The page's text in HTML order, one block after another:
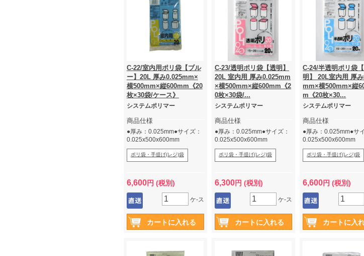
C-22/室内用ポリ袋【ブル
ー】20L 厚み0.025mm×
横500mm×縦600mm《20
枚×30袋/ケース》
システムポリマー
商品仕様
●厚み：0.025mm●サイズ：
0.025x500x600mm
ポリ袋・手提げ(レジ)袋
6,600円 (税別)
ケ-ス
C-23/透明ポリ袋【透明】
20L 室内用 厚み0.025mm
×横500mm×縦600mm《2
0枚×30袋/...
システムポリマー
商品仕様
●厚み：0.025mm●サイズ：
0.025x500x600mm
ポリ袋・手提げ(レジ)袋
6,300円 (税別)
ケ-ス
C-24/半透明ポリ袋
明】 20L室内用 厚
mm×横500mm×縦
m《20枚×30...
システムポリマー
商品仕様
●厚み：0.025mm●サ
0.025x500x600mm
ポリ袋・手提げ(レジ)袋
6,600円 (税別)